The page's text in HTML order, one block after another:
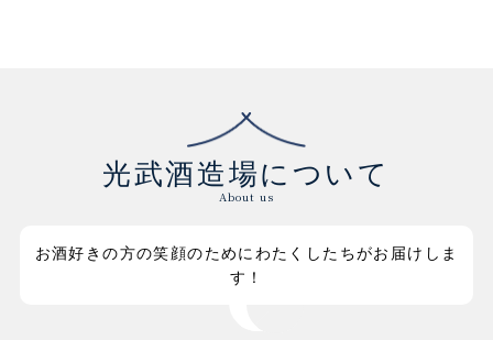
光武酒造場について
About us
お酒好きの方の笑顔のためにわたくしたちがお届けしま
す！